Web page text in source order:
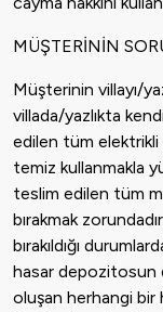
MÜŞTERİNİN
Müşterinin villayı/
villada/yazlıkta
edilen tüm elektrikli
temiz kullanmakla
teslim edilen tüm
bırakmak
bırakıldığı
hasar depozitosun
oluşan herhangi bir